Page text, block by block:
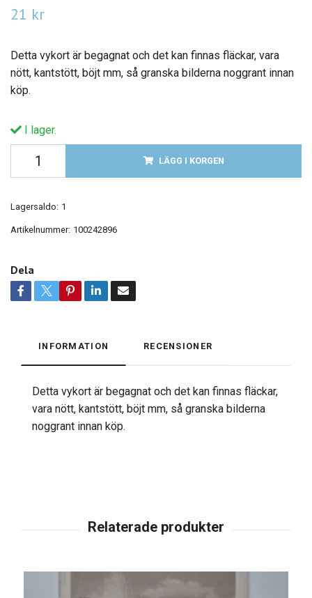
21 kr
Detta vykort är begagnat och det kan finnas fläckar, vara
nött, kantstött, böjt mm, så granska bilderna noggrant innan
köp.
I lager.
LÄGG I KORGEN
Lagersaldo: 1
Artikelnummer: 100242896
Dela
INFORMATION RECENSIONER
Detta vykort är begagnat och det kan finnas fläckar,
vara nött, kantstött, böjt mm, så granska bilderna
noggrant innan köp.